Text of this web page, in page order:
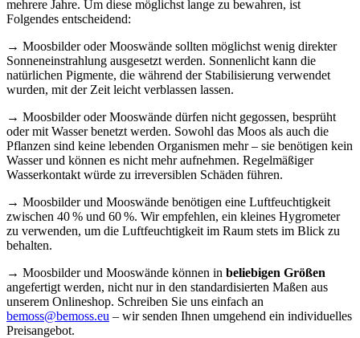
mehrere Jahre. Um diese möglichst lange zu bewahren, ist
Folgendes entscheidend:
→ Moosbilder oder Mooswände sollten möglichst wenig direkter
Sonneneinstrahlung ausgesetzt werden. Sonnenlicht kann die
natürlichen Pigmente, die während der Stabilisierung verwendet
wurden, mit der Zeit leicht verblassen lassen.
→ Moosbilder oder Mooswände dürfen nicht gegossen, besprüht
oder mit Wasser benetzt werden. Sowohl das Moos als auch die
Pflanzen sind keine lebenden Organismen mehr – sie benötigen kein
Wasser und können es nicht mehr aufnehmen. Regelmäßiger
Wasserkontakt würde zu irreversiblen Schäden führen.
→ Moosbilder und Mooswände benötigen eine Luftfeuchtigkeit
zwischen 40 % und 60 %. Wir empfehlen, ein kleines Hygrometer
zu verwenden, um die Luftfeuchtigkeit im Raum stets im Blick zu
behalten.
→ Moosbilder und Mooswände können in beliebigen Größen
angefertigt werden, nicht nur in den standardisierten Maßen aus
unserem Onlineshop. Schreiben Sie uns einfach an
bemoss@bemoss.eu – wir senden Ihnen umgehend ein individuelles
Preisangebot.